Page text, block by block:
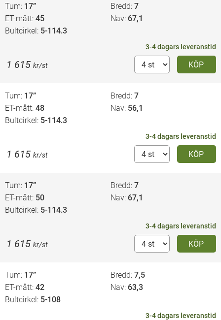
Tum 17” Bredd 7
ET-mått 45 Nav 67,1
Bultcirkel 5-114.3
3-4 dagars leveranstid
KÖP
1 615 kr/st
Tum 17” Bredd 7
ET-mått 48 Nav 56,1
Bultcirkel 5-114.3
3-4 dagars leveranstid
KÖP
1 615 kr/st
Tum 17” Bredd 7
ET-mått 50 Nav 67,1
Bultcirkel 5-114.3
3-4 dagars leveranstid
KÖP
1 615 kr/st
Tum 17” Bredd 7,5
ET-mått 42 Nav 63,3
Bultcirkel 5-108
3-4 dagars leveranstid